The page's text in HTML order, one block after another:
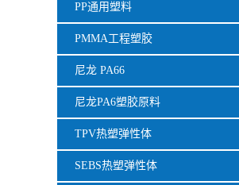
PP通用塑料
PMMA工程塑胶
尼龙 PA66
尼龙PA6塑胶原料
TPV热塑弹性体
SEBS热塑弹性体